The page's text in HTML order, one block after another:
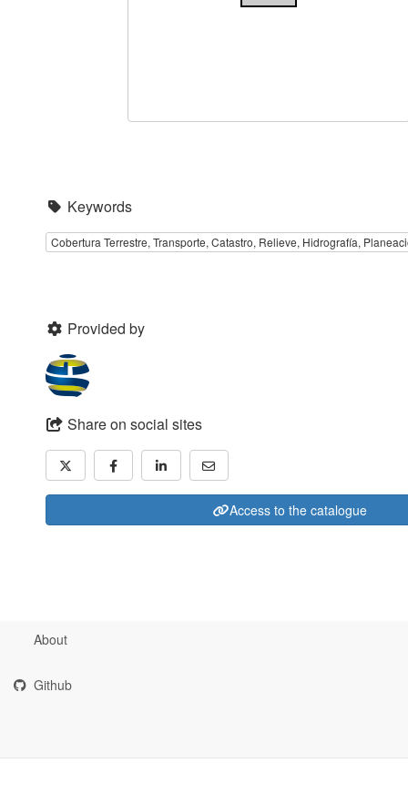
Keywords
Cobertura Terrestre, Transporte, Catastro, Relieve, Hidrografía,
Provided by
Share on social sites
Access to the catalogue
About
Github